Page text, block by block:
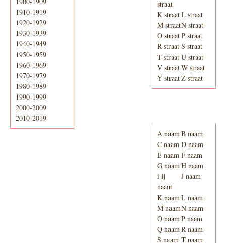
1910-1919
1920-1929
1930-1939
1940-1949
1950-1959
1960-1969
1970-1979
1980-1989
1990-1999
2000-2009
2010-2019
straat
K straatL straat
M straatN straat
O straatP straat
R straat S straat
T straat U straat
V straatW straat
Y straatZ straat
A naamB naam
C naam D naam
E naam F naam
G naamH naam
i ij
naam
J naam
K naamL naam
M naamN naam
O naamP naam
Q naamR naam
S naam T naam